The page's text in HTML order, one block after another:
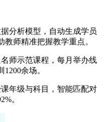
分析模型，自动生成学员
师精准把握教学重点。
师示范课程，每月举办线
余场。
年级与科目，智能匹配对
。